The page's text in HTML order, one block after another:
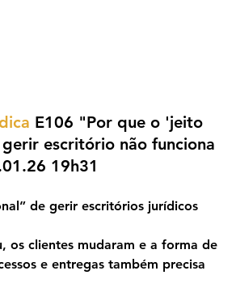
E106 "Por que o 'jeito
escritório não funciona
19h31
de gerir escritórios jurídicos
os clientes mudaram e a forma de
e entregas também precisa